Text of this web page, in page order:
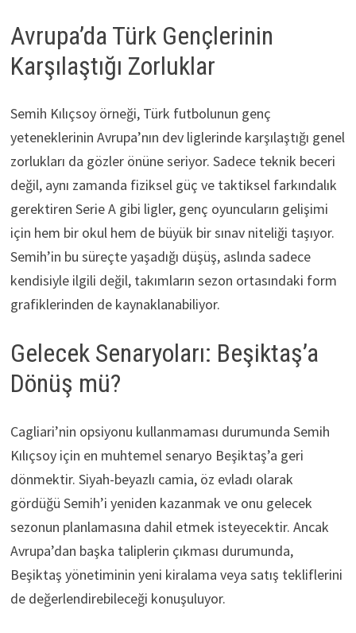
Avrupa’da Türk Gençlerinin
Karşılaştığı Zorluklar
Semih Kılıçsoy örneği, Türk futbolunun genç
yeteneklerinin Avrupa’nın dev liglerinde karşılaştığı genel
zorlukları da gözler önüne seriyor. Sadece teknik beceri
değil, aynı zamanda fiziksel güç ve taktiksel farkındalık
gerektiren Serie A gibi ligler, genç oyuncuların gelişimi
için hem bir okul hem de büyük bir sınav niteliği taşıyor.
Semih’in bu süreçte yaşadığı düşüş, aslında sadece
kendisiyle ilgili değil, takımların sezon ortasındaki form
grafiklerinden de kaynaklanabiliyor.
Gelecek Senaryoları: Beşiktaş’a
Dönüş mü?
Cagliari’nin opsiyonu kullanmaması durumunda Semih
Kılıçsoy için en muhtemel senaryo Beşiktaş’a geri
dönmektir. Siyah-beyazlı camia, öz evladı olarak
gördüğü Semih’i yeniden kazanmak ve onu gelecek
sezonun planlamasına dahil etmek isteyecektir. Ancak
Avrupa’dan başka taliplerin çıkması durumunda,
Beşiktaş yönetiminin yeni kiralama veya satış tekliflerini
de değerlendirebileceği konuşuluyor.